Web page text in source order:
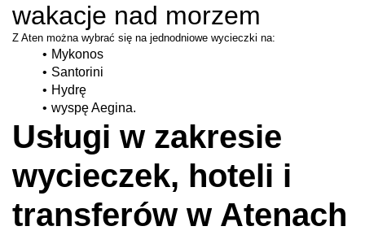
wakacje nad morzem
Z Aten można wybrać się na jednodniowe wycieczki na:
Mykonos
Santorini
Hydrę
wyspę Aegina.
Usługi w zakresie
wycieczek, hoteli i
transferów w Atenach